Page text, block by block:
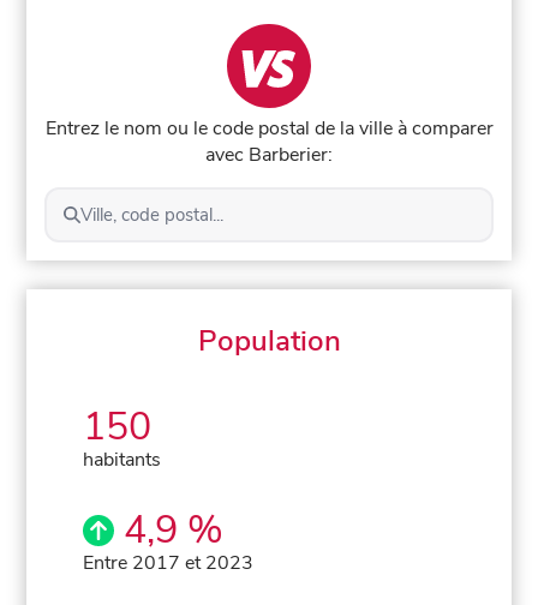
Entrez le nom ou le code postal de la ville à comparer
avec Barberier:
Ville, code postal...
Population
150
habitants
4,9 %
Entre 2017 et 2023